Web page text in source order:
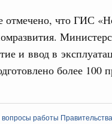
отмечено, что ГИС
и ввод в
более 100
работы
участие во
с главами